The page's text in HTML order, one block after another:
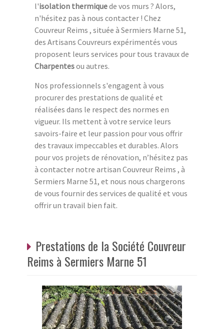
l'isolation thermiquede vos murs ? Alors,
n'hésitez pas à nous contacter ! Chez
Couvreur Reims , située à Sermiers Marne 51,
des Artisans Couvreurs expérimentés vous
proposent leurs services pour tous travaux de
Charpentesou autres.
Nos professionnels s'engagent à vous
procurer des prestations de qualité et
réalisées dans le respect des normes en
vigueur. Ils mettent à votre service leurs
savoirs-faire et leur passion pour vous offrir
des travaux impeccables et durables. Alors
pour vos projets de rénovation, n’hésitez pas
à contacter notre artisan Couvreur Reims , à
Sermiers Marne 51, et nous nous chargerons
de vous fournir des services de qualité et vous
offrir un travail bien fait.
Prestations de la Société Couvreur
Reims à Sermiers Marne 51